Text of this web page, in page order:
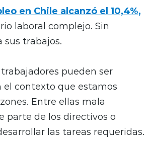
en Chile alcanzó el 10,4%,
laboral complejo. Sin
sus trabajos.
pueden ser
el contexto que estamos
Entre ellas mala
parte de los directivos o
las tareas requeridas.